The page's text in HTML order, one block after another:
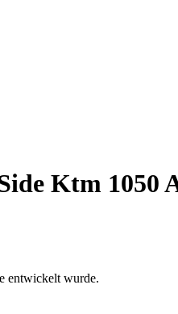
Ktm 1050
entwickelt wurde.